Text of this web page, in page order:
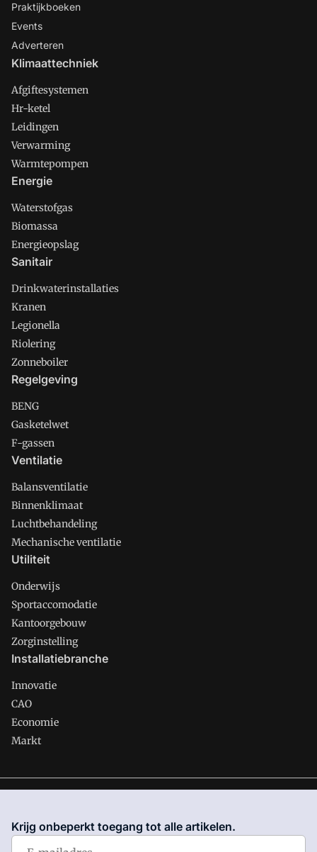
Praktijkboeken
Events
Adverteren
Klimaattechniek
Afgiftesystemen
Hr-ketel
Leidingen
Verwarming
Warmtepompen
Energie
Waterstofgas
Biomassa
Energieopslag
Sanitair
Drinkwaterinstallaties
Kranen
Legionella
Riolering
Zonneboiler
Regelgeving
BENG
Gasketelwet
F-gassen
Ventilatie
Balansventilatie
Binnenklimaat
Luchtbehandeling
Mechanische ventilatie
Utiliteit
Onderwijs
Sportaccomodatie
Kantoorgebouw
Zorginstelling
Installatiebranche
Innovatie
CAO
Economie
Markt
waar VMN media voor staat. Op gebruik van deze site zijn de
volgende regelingen van toepassing:Algemene Voorwaarden
Krijg onbeperkt toegang tot alle artikelen.